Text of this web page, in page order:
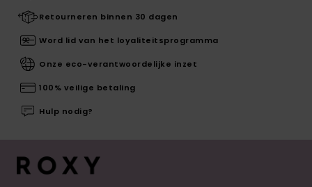
Retourneren binnen 30 dagen
Word lid van het loyaliteitsprogramma
Onze eco-verantwoordelijke inzet
100% veilige betaling
Hulp nodig?